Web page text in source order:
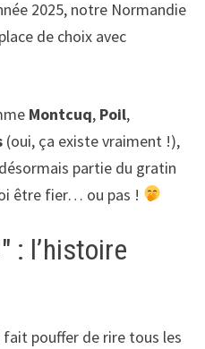
2025, notre Normandie
de choix avec
Montcuq, Poil,
(oui, ça existe vraiment !),
partie du gratin
être fier… ou pas !
: l’histoire
fait pouffer de rire tous les